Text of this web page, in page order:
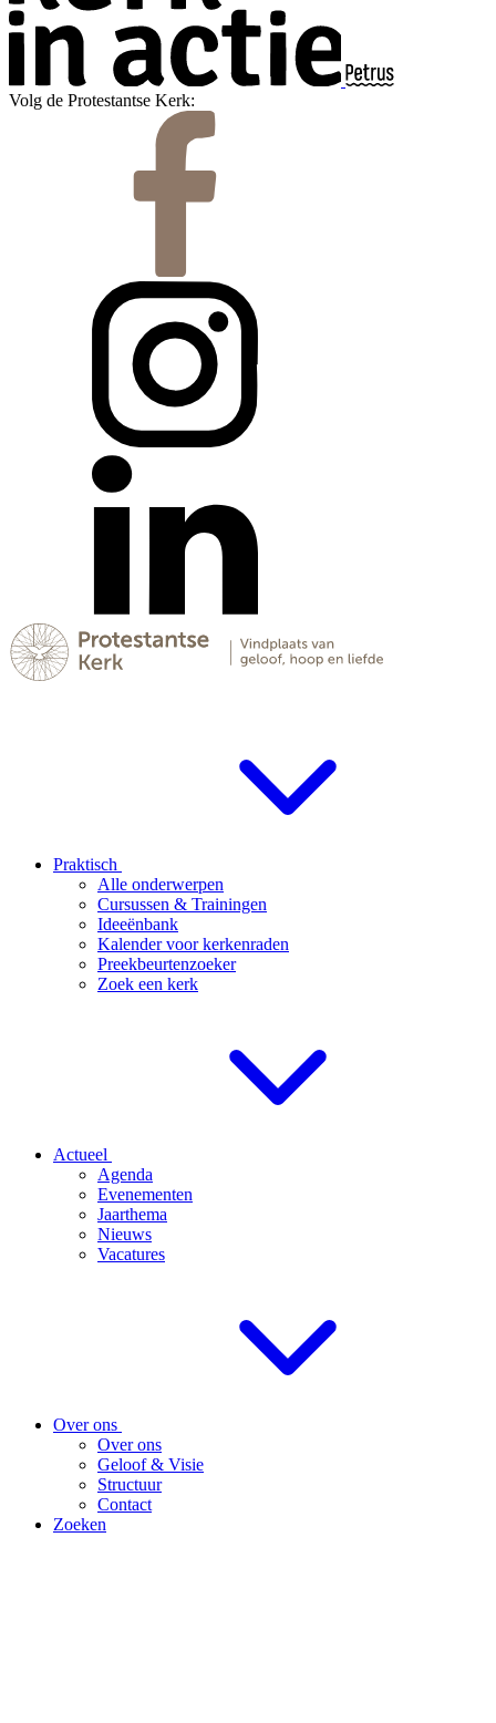
Volg de Protestantse Kerk:
Praktisch
Alle onderwerpen
Cursussen & Trainingen
Ideeënbank
Kalender voor kerkenraden
Preekbeurtenzoeker
Zoek een kerk
Actueel
Agenda
Evenementen
Jaarthema
Nieuws
Vacatures
Over ons
Over ons
Geloof & Visie
Structuur
Contact
Zoeken